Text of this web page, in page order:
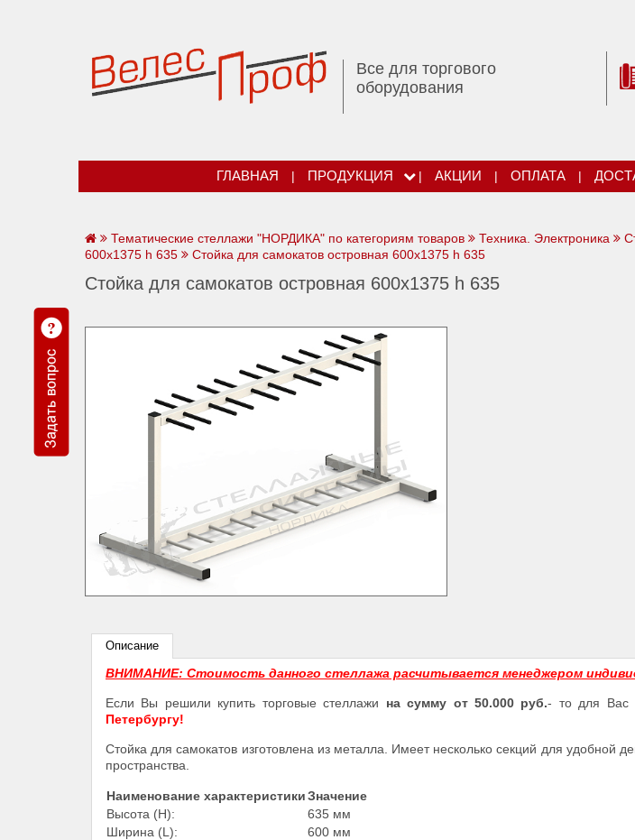
Все для торгового
оборудования
ГЛАВНАЯ | ПРОДУКЦИЯ | АКЦИИ | ОПЛАТА |
Тематические стеллажи "НОРДИКА" по категориям товаров Техника. Электроника
600х1375 h 635
Стойка для самокатов островная 600х1375 h 635
Стойка для самокатов островная 600х1375 h 635
Описание
ВНИМАНИЕ: Стоимость данного стеллажа расчитывается менеджером
Если Вы решили купить торговые стеллажи на сумму от 50.000 руб.- то для Вас
Петербургу!
Стойка для самокатов изготовлена из металла. Имеет несколько секций для удобной
пространства.
Наименование характеристикиЗначение
Высота (Н):
635 мм
Ширина (L):
600 мм